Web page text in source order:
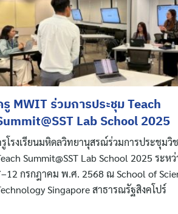
MWIT ร่วมการประชุม Teach
Lab School 2025
โรงเรียนมหิดลวิทยานุสรณ์ร่วมการประชุมวิ
Summit@SST Lab School 2025 ระห
กรกฎาคม พ.ศ. 2568 ณ School of
Singapore สาธารณรัฐสิงคโปร์